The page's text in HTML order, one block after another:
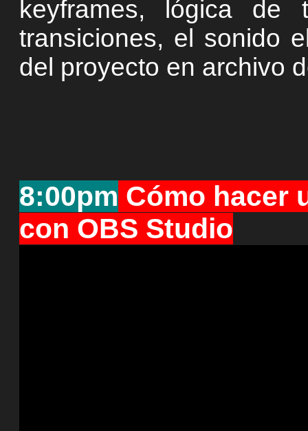
keyframes, lógica de
transiciones, el sonido
del proyecto en archivo
8:00pm Cómo hacer
con OBS Studio